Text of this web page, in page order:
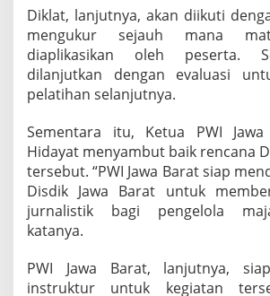
Diklat, lanjutnya, akan diikuti
mengukur sejauh mana
diaplikasikan oleh peserta.
dilanjutkan dengan evaluasi
pelatihan selanjutnya.
Sementara itu, Ketua PWI
Hidayat menyambut baik rencana
tersebut. “PWI Jawa Barat siap
Disdik Jawa Barat untuk
jurnalistik bagi pengelola
katanya.
PWI Jawa Barat, lanjutnya,
instruktur untuk kegiatan